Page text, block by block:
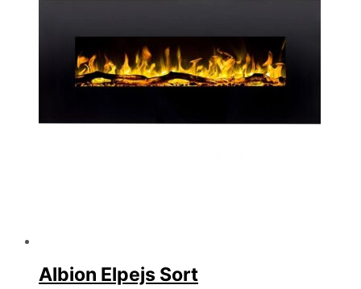
Albion Elpejs Sort